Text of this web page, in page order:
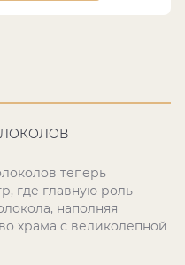
теперь
где главную роль
наполняя
храма с великолепной